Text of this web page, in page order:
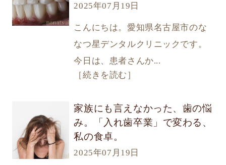
2025年07月19日
こんにちは。愛知県名古屋市のな
なつ星デンタルクリニックです。
今日は、患者さんか...
［続きを読む］
家族にも言えなかった、歯の悩
み。「入れ歯卒業」で変わる、
私の食卓。
2025年07月19日